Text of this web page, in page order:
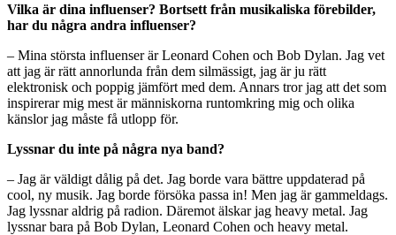
Vilka är dina influenser? Bortsett från musikaliska förebilder,
har du några andra influenser?
– Mina största influenser är Leonard Cohen och Bob Dylan. Jag vet
att jag är rätt annorlunda från dem silmässigt, jag är ju rätt
elektronisk och poppig jämfört med dem. Annars tror jag att det som
inspirerar mig mest är människorna runtomkring mig och olika
känslor jag måste få utlopp för.
Lyssnar du inte på några nya band?
– Jag är väldigt dålig på det. Jag borde vara bättre uppdaterad på
cool, ny musik. Jag borde försöka passa in! Men jag är gammeldags.
Jag lyssnar aldrig på radion. Däremot älskar jag heavy metal. Jag
lyssnar bara på Bob Dylan, Leonard Cohen och heavy metal.